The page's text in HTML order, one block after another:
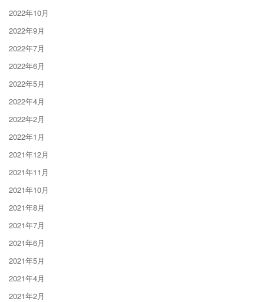
2022年10月
2022年9月
2022年7月
2022年6月
2022年5月
2022年4月
2022年2月
2022年1月
2021年12月
2021年11月
2021年10月
2021年8月
2021年7月
2021年6月
2021年5月
2021年4月
2021年2月